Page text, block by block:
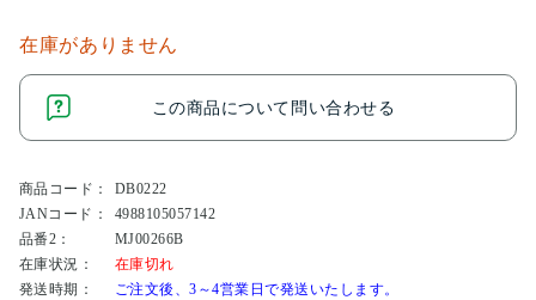
在庫がありません
この商品について問い合わせる
商品コード：
DB0222
JANコード：
4988105057142
品番2：
MJ00266B
在庫状況：
在庫切れ
発送時期：
ご注文後、3～4営業日で発送いたします。